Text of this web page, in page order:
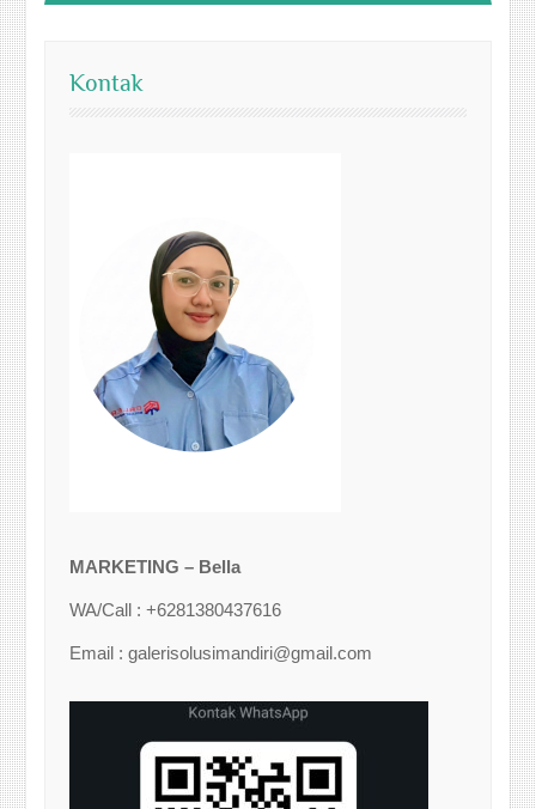
Kontak
MARKETING – Bella
WA/Call : +6281380437616
Email : galerisolusimandiri@gmail.com